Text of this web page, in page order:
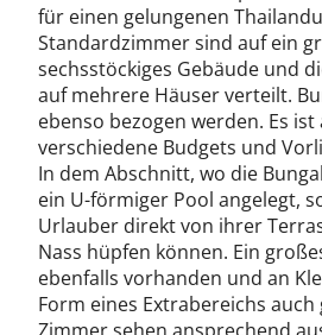
für einen gelungenen
Standardzimmer sind auf ein
sechsstöckiges Gebäude und
auf mehrere Häuser verteilt.
ebenso bezogen werden. Es
verschiedene Budgets und
In dem Abschnitt, wo die
ein U-förmiger Pool angelegt,
Urlauber direkt von ihrer
Nass hüpfen können. Ein
ebenfalls vorhanden und an
Form eines Extrabereichs auch